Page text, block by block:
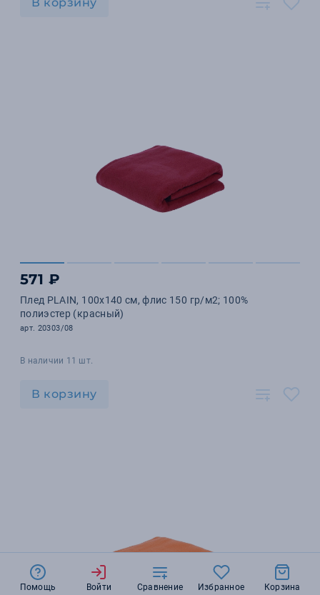
571 ₽
Плед PLAIN, 100х140 см, флис 150 гр/м2; 100%
полиэстер (красный)
арт. 20303/08
В наличии 11 шт.
В корзину
Помощь Войти Сравнение Избранное Корзина